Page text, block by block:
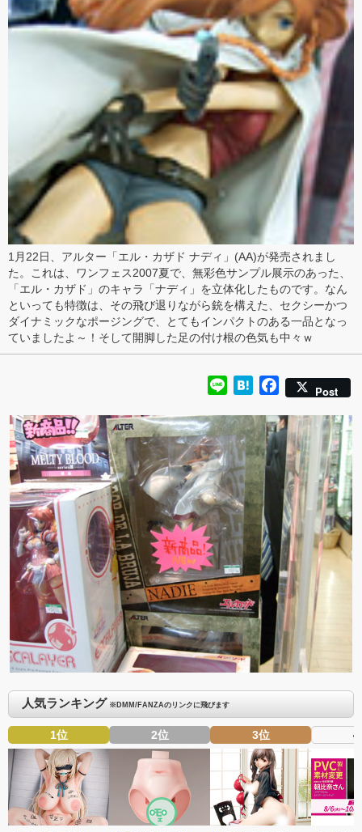
1月22日、 アルター 「エル・カザド ナディ 」(AA)が発売されまし
た。これは、
ワンフェス2007夏で、 無彩色サンプル展示のあった、
「エル・カザド 」のキャラ「ナディ」を立体化したものです。なん
といっても特徴は、その飛び退りながら銃を構えた、 セクシーかつ
ダイナミックなポージングで、とてもインパクトのある一品となっ
ていましたよ～！そして開脚した足の付け根の色気も中々ｗ
Line HatenaFacebook
Post
人気ランキング ※DMM/FANZAのリンクに飛びます
1位 2位 3位 4